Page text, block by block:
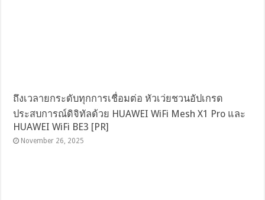
ถึงเวลายกระดับทุกการเชื่อมต่อ หัวเว่ยชวนอัปเกรด
ประสบการณ์ดิจิทัลด้วย HUAWEI WiFi Mesh X1 Pro และ
HUAWEI WiFi BE3 [PR]
November 26, 2025